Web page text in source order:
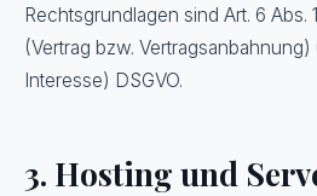
Rechtsgrundlagen sind Art. 6 Abs.
(Vertrag bzw.
Interesse) DSGVO.
3. Hosting und